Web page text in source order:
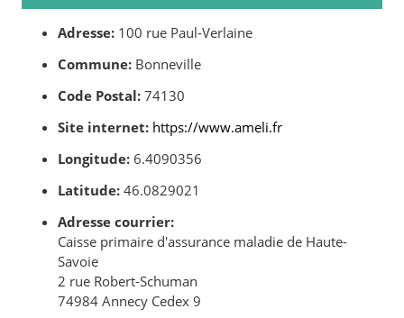
Adresse: 100 rue Paul-Verlaine
Commune: Bonneville
Code Postal: 74130
Site internet: https://www.ameli.fr
Longitude: 6.4090356
Latitude: 46.0829021
Adresse courrier:
Caisse primaire d'assurance maladie de Haute-
Savoie
2 rue Robert-Schuman
74984 Annecy Cedex 9